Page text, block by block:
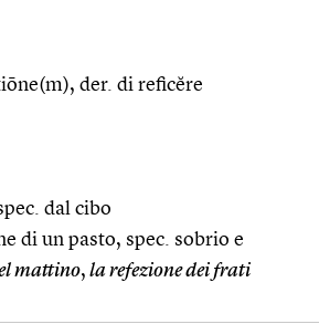
der. di reficĕre
dal cibo
di un pasto, spec. sobrio e
mattino, la refezione dei frati